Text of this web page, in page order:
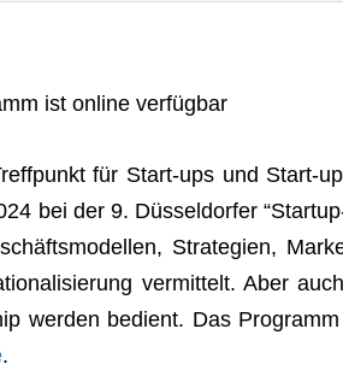
ist online verfügbar
für Start-ups und Start-
bei der 9. Düs­sel­dor­fer
Stra­te­gien,
ver­mit­telt. Aber
wer­den bedient. Das
.